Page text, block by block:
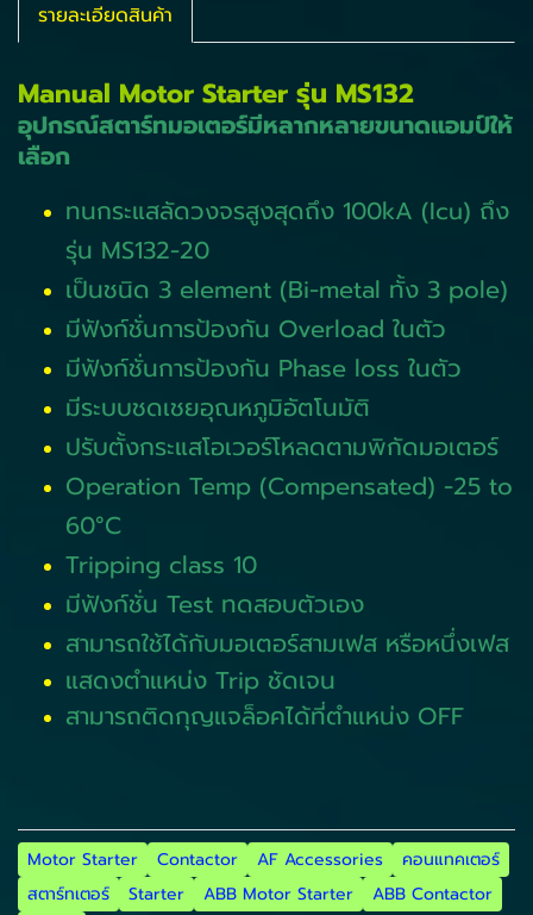
รายละเอียดสินค้า
Manual Motor Starter รุ่น MS132
อุปกรณ์สตาร์ทมอเตอร์มีหลากหลายขนาดแอมป์ให้
เลือก
ทนกระแสลัดวงจรสูงสุดถึง 100kA (Icu) ถึง
รุ่น MS132-20
เป็นชนิด 3 element (Bi-metal ทั้ง 3 pole)
มีฟังก์ชั่นการป้องกัน Overload ในตัว
มีฟังก์ชั่นการป้องกัน Phase loss ในตัว
มีระบบชดเชยอุณหภูมิอัตโนมัติ
ปรับตั้งกระแสโอเวอร์โหลดตามพิกัดมอเตอร์
Operation Temp (Compensated) -25 to
60°C
Tripping class 10
มีฟังก์ชั่น Test ทดสอบตัวเอง
สามารถใช้ได้กับมอเตอร์สามเฟส หรือหนึ่งเฟส
แสดงตำแหน่ง Trip ชัดเจน
สามารถติดกุญแจล็อคได้ที่ตำแหน่ง OFF
Motor Starter Contactor AF Accessories
คอนแทคเตอร์
สตาร์ทเตอร์
Starter ABB Motor Starter
ABB Contactor